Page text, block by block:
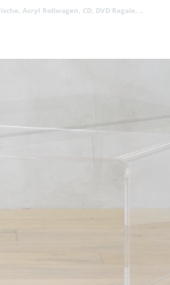
Acryl Rollwagen, CD, DVD Regale, ..